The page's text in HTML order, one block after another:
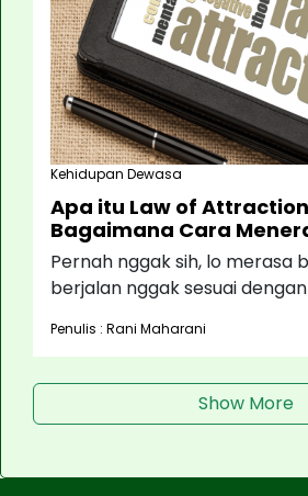
Kehidupan Dewasa
Apa itu Law of
Bagaimana Cara
Pernah nggak sih, lo merasa
berjalan nggak sesuai
Penulis : Rani Maharani
Show More